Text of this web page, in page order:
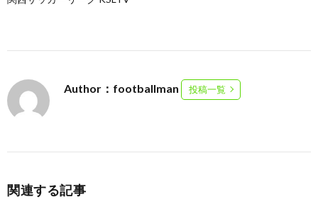
Author：footballman 投稿一覧
関連する記事